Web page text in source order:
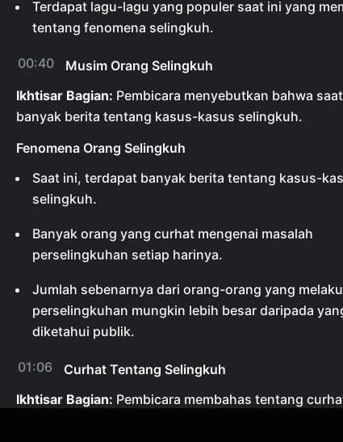
Terdapat lagu-lagu yang populer saat ini yang
tentang fenomena selingkuh.
00:40
Musim Orang Selingkuh
Ikhtisar Bagian: Pembicara menyebutkan bahwa
banyak berita tentang kasus-kasus selingkuh.
Fenomena Orang Selingkuh
Saat ini, terdapat banyak berita tentang kasus-
selingkuh.
Banyak orang yang curhat mengenai masalah
perselingkuhan setiap harinya.
Jumlah sebenarnya dari orang-orang yang
perselingkuhan mungkin lebih besar daripada
diketahui publik.
01:06
Curhat Tentang Selingkuh
Ikhtisar Bagian: Pembicara membahas tentang